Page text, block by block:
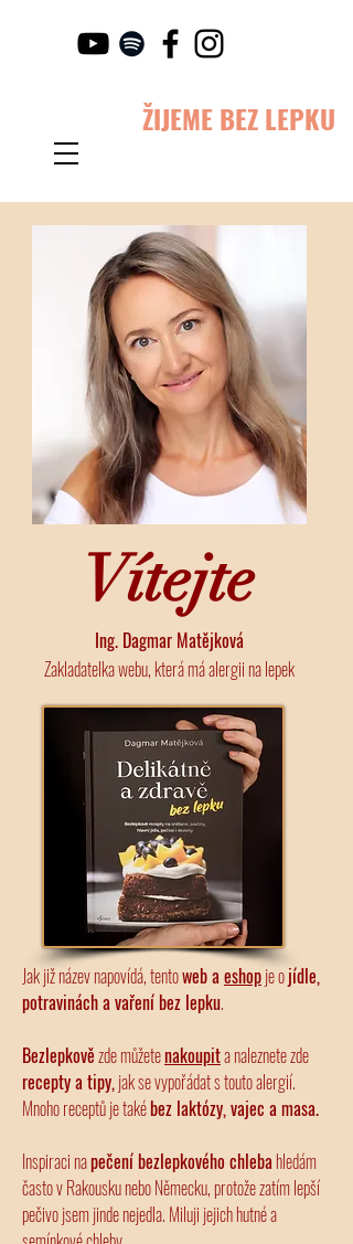
ŽIJEME BEZ LEPKU
Vítejte
Ing. Dagmar Matějková
Zakladatelka webu, která má alergii na lepek
Jak již název napovídá, tentoweb aeshopje ojídle,
potravinách a vaření bez lepku.
Bezlepkovězde můžetenakoupita naleznete zde
recepty a tipy,jak se vypořádat s touto alergií.
Mnoho receptů je takébez laktózy, vajec a masa.
Inspiraci napečení bezlepkového chlebahledám
často v Rakousku nebo Německu, protože zatím lepší
pečivo jsem jinde nejedla. Miluji jejich hutné a